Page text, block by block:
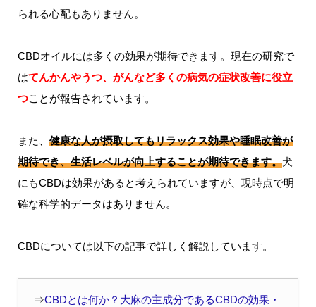
られる心配もありません。
CBDオイルには多くの効果が期待できます。現在の研究で
はてんかんやうつ、がんなど多くの病気の症状改善に役立
つことが報告されています。
また、 健康な人が摂取してもリラックス効果や睡眠改善が
期待でき、生活レベルが向上することが期待できます。犬
にもCBDは効果があると考えられていますが、現時点で明
確な科学的データはありません。
CBDについては以下の記事で詳しく解説しています。
⇒CBDとは何か？大麻の主成分であるCBDの効果・